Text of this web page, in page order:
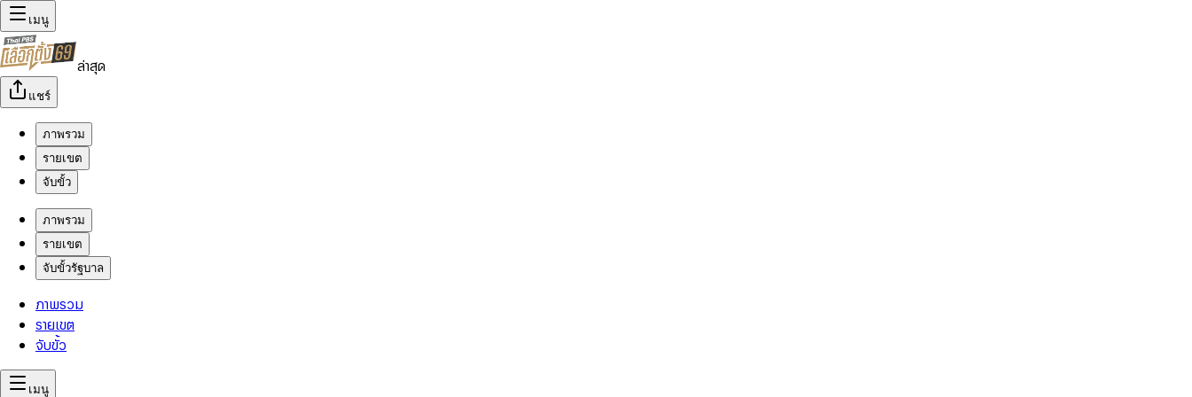
เมนู
ล่าสุด
แชร์
ภาพรวม
รายเขต
จับขั้ว
ภาพรวม
รายเขต
จับขั้วรัฐบาล
ภาพรวม
รายเขต
จับขั้ว
เมนู